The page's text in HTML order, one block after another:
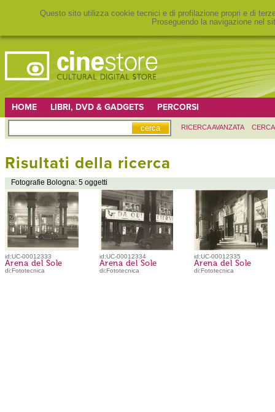
Questo sito utilizza cookie tecnici e di profilazione propri e di
Proseguendo la navigazione nel
HOME LIBRI, DVD & GADGETS PERCORSI
RICERCA AVANZATA
Risultati della ricerca
Fotografie Bologna: 5 oggetti
id:UC-00012333
Arena del Sole
di:Fototecnica
id:UC-00012334
Arena del Sole
di:Fototecnica
id:UC-00012335
Arena del Sole
di:Fototecnica